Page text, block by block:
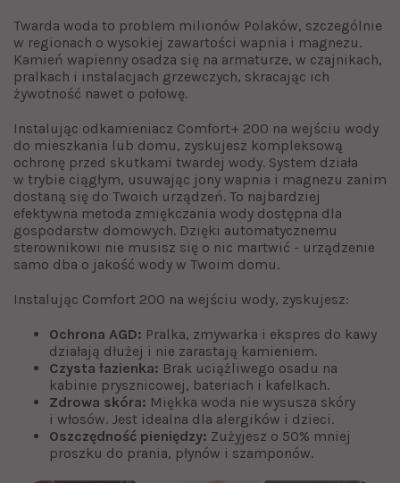
Twarda woda to problem milionów Polaków, szczególnie
w regionach o wysokiej zawartości wapnia i magnezu.
Kamień wapienny osadza się na armaturze, w czajnikach,
pralkach i instalacjach grzewczych, skracając ich
żywotność nawet o połowę.
Instalując odkamieniacz Comfort+ 200 na wejściu wody
do mieszkania lub domu, zyskujesz kompleksową
ochronę przed skutkami twardej wody. System działa
w trybie ciągłym, usuwając jony wapnia i magnezu zanim
dostaną się do Twoich urządzeń. To najbardziej
efektywna metoda zmiękczania wody dostępna dla
gospodarstw domowych. Dzięki automatycznemu
sterownikowi nie musisz się o nic martwić - urządzenie
samo dba o jakość wody w Twoim domu.
Instalując Comfort 200 na wejściu wody, zyskujesz:
Ochrona AGD: Pralka, zmywarka i ekspres do kawy
działają dłużej i nie zarastają kamieniem.
Czysta łazienka: Brak uciążliwego osadu na
kabinie prysznicowej, bateriach i kafelkach.
Zdrowa skóra: Miękka woda nie wysusza skóry
i włosów. Jest idealna dla alergików i dzieci.
Oszczędność pieniędzy: Zużyjesz o 50% mniej
proszku do prania, płynów i szamponów.